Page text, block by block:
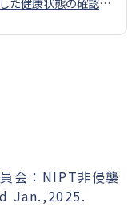
会：NIPT非侵襲
Jan.,2025.